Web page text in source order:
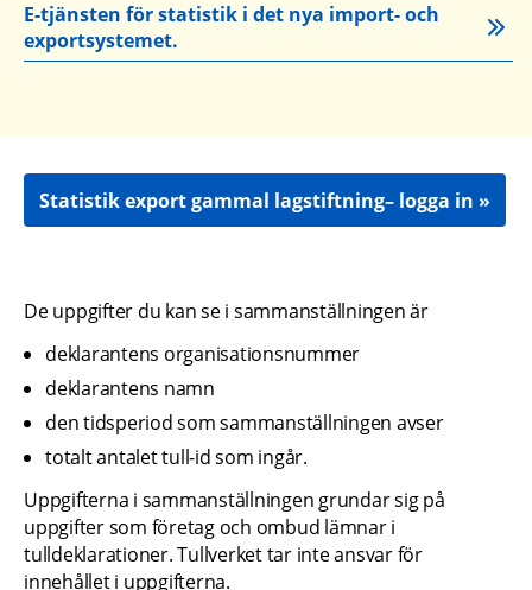
E-tjänsten för statistik i det nya import- och
exportsystemet.
Statistik export gammal lagstiftning– logga in
De uppgifter du kan se i sammanställningen är
deklarantens organisationsnummer
deklarantens namn
den tidsperiod som sammanställningen avser
totalt antalet tull-id som ingår.
Uppgifterna i sammanställningen grundar sig på
uppgifter som företag och ombud lämnar i
tulldeklarationer. Tullverket tar inte ansvar för
innehållet i uppgifterna.